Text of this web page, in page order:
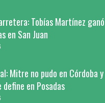
Tobías Martínez
en San Juan
Mitre no pudo en Córdoba
define en Posadas